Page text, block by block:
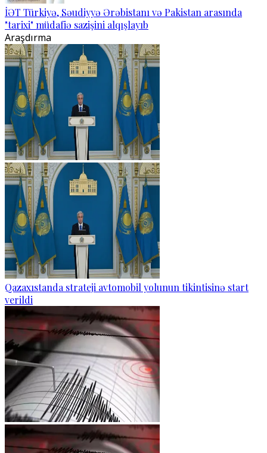
İƏT Türkiyə, Səudiyyə Ərəbistanı və Pakistan arasında
"tarixi" müdafiə sazişini alqışlayıb
Araşdırma
Qazaxıstanda strateji avtomobil yolunun tikintisinə start
verildi